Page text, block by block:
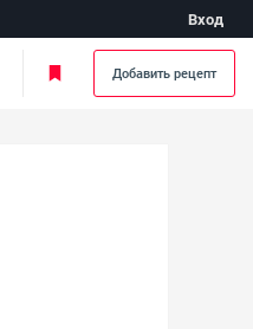
Вход
Добавить рецепт